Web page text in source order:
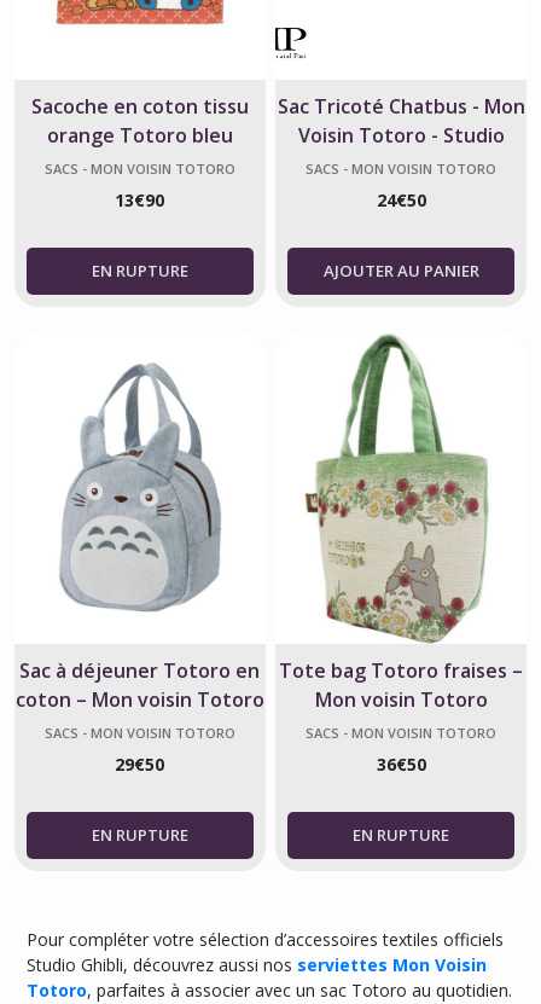
Sacoche en coton tissu
orange Totoro bleu
SACS - MON VOISIN TOTORO
13€90
Sac Tricoté Chatbus - Mon
Voisin Totoro - Studio
Ghibli
SACS - MON VOISIN TOTORO
24€50
AJOUTER AU PANIER
Sac à déjeuner Totoro en
coton – Mon voisin Totoro
SACS - MON VOISIN TOTORO
29€50
Tote bag Totoro fraises –
Mon voisin Totoro
SACS - MON VOISIN TOTORO
36€50
Pour compléter votre sélection d’accessoires textiles officiels
Studio Ghibli, découvrez aussi nos serviettes Mon Voisin
Totoro, parfaites à associer avec un sac Totoro au quotidien.